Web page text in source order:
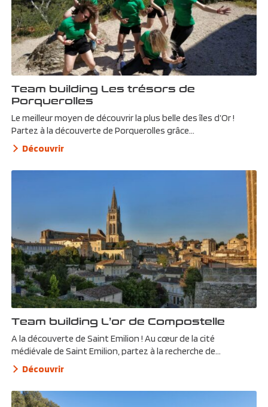
Team building Les trésors de
Porquerolles
Le meilleur moyen de découvrir la plus belle des îles d’Or !
Partez à la découverte de Porquerolles grâce...
Découvrir
Team building L’or de Compostelle
A la découverte de Saint Emilion ! Au cœur de la cité
médiévale de Saint Emilion, partez à la recherche de...
Découvrir